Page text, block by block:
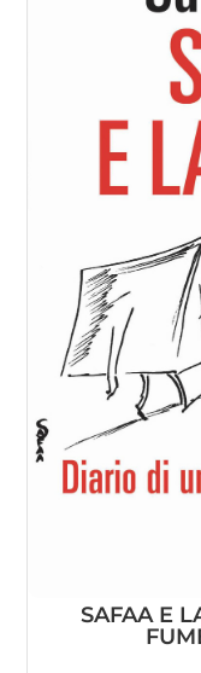
SAFAA E